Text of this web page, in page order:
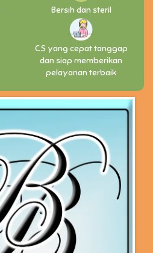
Bersih dan steril
CS yang cepat tanggap
dan siap memberikan
pelayanan terbaik